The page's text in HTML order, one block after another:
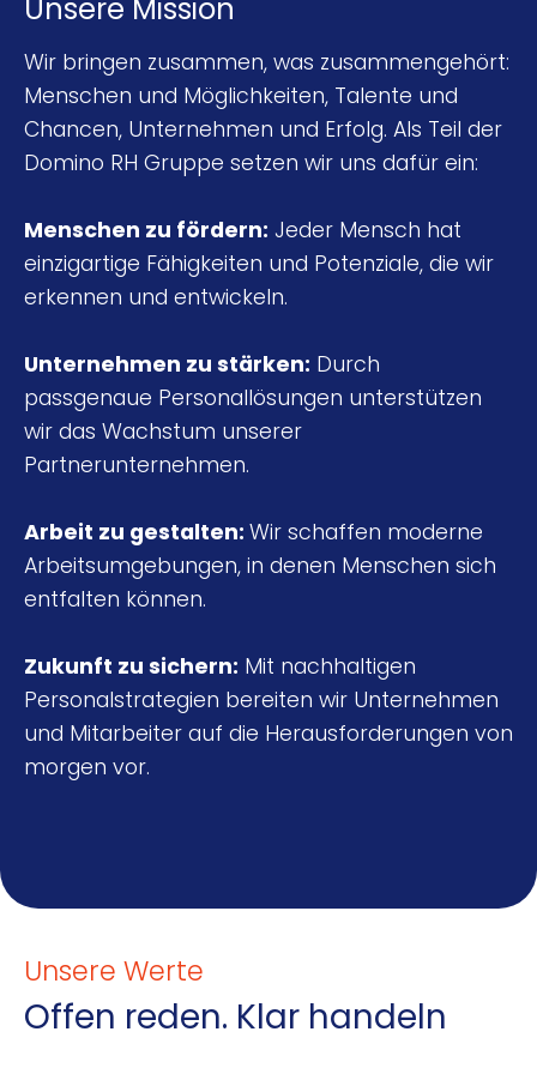
Unsere Mission
Wir bringen zusammen, was zusammengehört:
Menschen und Möglichkeiten, Talente und
Chancen, Unternehmen und Erfolg. Als Teil der
Domino RH Gruppe setzen wir uns dafür ein:
Menschen zu fördern: Jeder Mensch hat
einzigartige Fähigkeiten und Potenziale, die wir
erkennen und entwickeln.
Unternehmen zu stärken: Durch
passgenaue Personallösungen unterstützen
wir das Wachstum unserer
Partnerunternehmen.
Arbeit zu gestalten: Wir schaffen moderne
Arbeitsumgebungen, in denen Menschen sich
entfalten können.
Zukunft zu sichern: Mit nachhaltigen
Personalstrategien bereiten wir Unternehmen
und Mitarbeiter auf die Herausforderungen von
morgen vor.
Unsere Werte
Offen reden. Klar handeln